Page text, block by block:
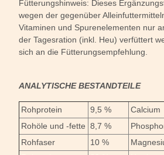
Fütterungshinweis: Dieses
wegen der gegenüber
Vitaminen und Spurenelementen nur
der Tagesration (inkl. Heu) verfüttert
sich an die Fütterungsempfehlung.
ANALYTISCHE BESTANDTEILE
Rohprotein 9,5 % Calcium
Rohöle und -fette 8,7 %
Rohfaser
10 %